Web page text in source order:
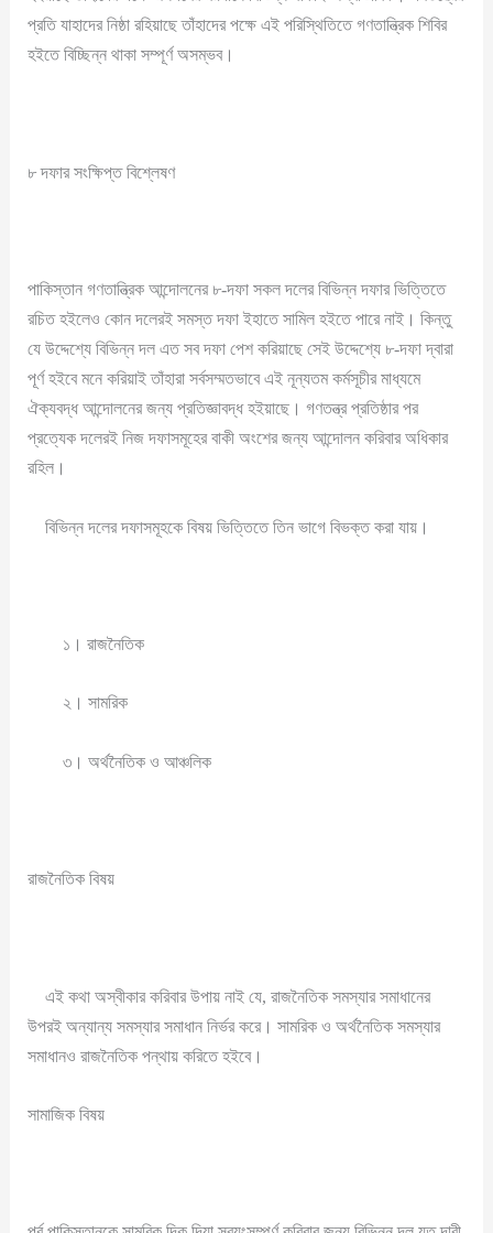
প্রতি যাহাদের নিষ্ঠা রহিয়াছে তাঁহাদের পক্ষে এই পরিস্থিতিতে গণতান্ত্রিক শিবির
হইতে বিচ্ছিন্ন থাকা সম্পূর্ণ অসম্ভব।
৮ দফার সংক্ষিপ্ত বিশ্লেষণ
পাকিস্তান গণতান্ত্রিক আন্দোলনের ৮-দফা সকল দলের বিভিন্ন দফার ভিত্তিতে
রচিত হইলেও কোন দলেরই সমস্ত দফা ইহাতে সামিল হইতে পারে নাই। কিন্তু
যে উদ্দেশ্যে বিভিন্ন দল এত সব দফা পেশ করিয়াছে সেই উদ্দেশ্যে ৮-দফা দ্বারা
পূর্ণ হইবে মনে করিয়াই তাঁহারা সর্বসম্মতভাবে এই নূন্যতম কর্মসূচীর মাধ্যমে
ঐক্যবদ্ধ আন্দোলনের জন্য প্রতিজ্ঞাবদ্ধ হইয়াছে। গণতন্ত্র প্রতিষ্ঠার পর
প্রত্যেক দলেরই নিজ দফাসমূহের বাকী অংশের জন্য আন্দোলন করিবার অধিকার
রহিল।
বিভিন্ন দলের দফাসমূহকে বিষয় ভিত্তিতে তিন ভাগে বিভক্ত করা যায়।
১। রাজনৈতিক
২। সামরিক
৩। অর্থনৈতিক ও আঞ্চলিক
রাজনৈতিক বিষয়
এই কথা অস্বীকার করিবার উপায় নাই যে, রাজনৈতিক সমস্যার সমাধানের
উপরই অন্যান্য সমস্যার সমাধান নির্ভর করে। সামরিক ও অর্থনৈতিক সমস্যার
সমাধানও রাজনৈতিক পন্থায় করিতে হইবে।
সামাজিক বিষয়